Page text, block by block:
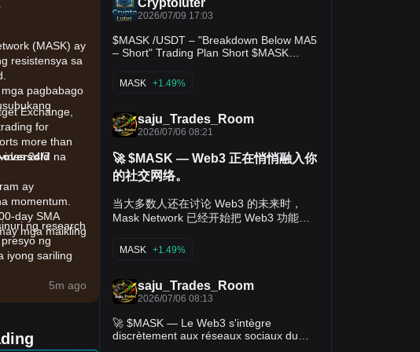
(MASK) ay
resistensya sa
mga pagbabago
oversold na
ay
momentum.
day SMA
mga maikling
ng mga
Exchange,
for
more than
24/7
ng research
ng
iyong sariling
5m ago
2026/07/09 17:03
$MASK /USDT – "Breakdown Below MA5
– Short" Trading Plan Short $MASK
0.405 TP2: 0.399 MASK is down -1.92%
with price below MA5 (0.4206). MA10
bearish structure. 30-day gains of
+19.20% are fading. A break below
SL above 24h high at 0.4307. --
MASK +1.49%
saju_Trades_Room
2026/07/06 08:21
🚀 $MASK — Web3 正在悄悄融入你
的社交网络。
当大多数人还在讨论 Web3 的未来时，
Mask Network 已经开始把 Web3 功能带
X（原 Twitter） 和 Facebook 上发送加密
与 Web3 之间的重要桥梁。 近期，两大事
件进一步提升了市场关注度： 🔹 2026 年
1 月 20 日，Aave 将 Lens Protocol 的管
理权正式交给 Mask，意味着去中心化社交
MASK +1.49%
saju_Trades_Room
2026/07/06 08:13
🚀 $MASK — Le Web3 s'intègre
discrètement aux réseaux sociaux du